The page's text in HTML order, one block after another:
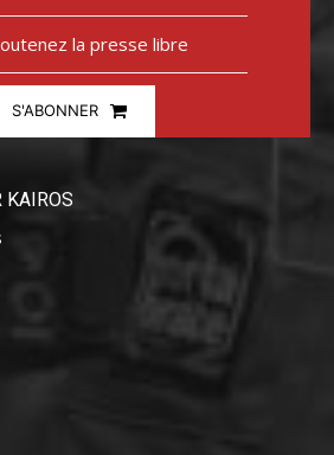
la presse libre
S'ABONNER
KAIROS